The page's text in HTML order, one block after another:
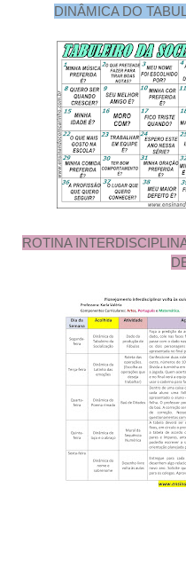
DINÂMICA DO
ROTINA